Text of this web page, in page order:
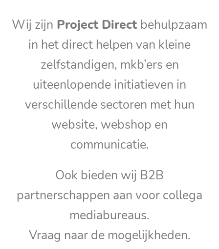
Wij zijn Project Direct behulpzaam
in het direct helpen van kleine
zelfstandigen, mkb’ers en
uiteenlopende initiatieven in
verschillende sectoren met hun
website, webshop en
communicatie.
Ook bieden wij B2B
partnerschappen aan voor collega
mediabureaus.
Vraag naar de mogelijkheden.